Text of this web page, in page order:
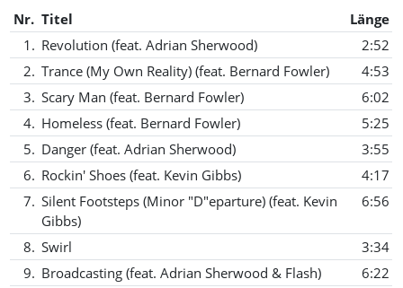
Nr. Titel
Länge
1. Revolution (feat. Adrian Sherwood)
2:52
2. Trance (My Own Reality) (feat. Bernard Fowler)
4:53
3. Scary Man (feat. Bernard Fowler)
6:02
4. Homeless (feat. Bernard Fowler)
5:25
5. Danger (feat. Adrian Sherwood)
3:55
6. Rockin' Shoes (feat. Kevin Gibbs)
4:17
7. Silent Footsteps (Minor "D"eparture) (feat. Kevin
Gibbs)
6:56
8. Swirl
3:34
9. Broadcasting (feat. Adrian Sherwood & Flash)
6:22